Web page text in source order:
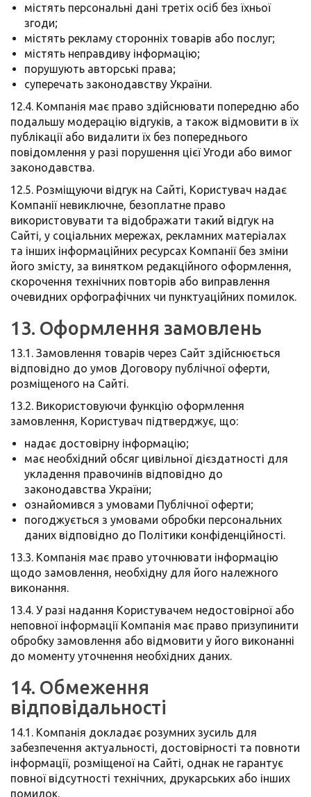
містять персональні дані третіх осіб без їхньої
згоди;
містять рекламу сторонніх товарів або послуг;
містять неправдиву інформацію;
порушують авторські права;
суперечать законодавству України.
12.4. Компанія має право здійснювати попередню або
подальшу модерацію відгуків, а також відмовити в їх
публікації або видалити їх без попереднього
повідомлення у разі порушення цієї Угоди або вимог
законодавства.
12.5. Розміщуючи відгук на Сайті, Користувач надає
Компанії невиключне, безоплатне право
використовувати та відображати такий відгук на
Сайті, у соціальних мережах, рекламних матеріалах
та інших інформаційних ресурсах Компанії без зміни
його змісту, за винятком редакційного оформлення,
скорочення технічних повторів або виправлення
очевидних орфографічних чи пунктуаційних помилок.
13. Оформлення замовлень
13.1. Замовлення товарів через Сайт здійснюється
відповідно до умов Договору публічної оферти,
розміщеного на Сайті.
13.2. Використовуючи функцію оформлення
замовлення, Користувач підтверджує, що:
надає достовірну інформацію;
має необхідний обсяг цивільної дієздатності для
укладення правочинів відповідно до
законодавства України;
ознайомився з умовами Публічної оферти;
погоджується з умовами обробки персональних
даних відповідно до Політики конфіденційності.
13.3. Компанія має право уточнювати інформацію
щодо замовлення, необхідну для його належного
виконання.
13.4. У разі надання Користувачем недостовірної або
неповної інформації Компанія має право призупинити
обробку замовлення або відмовити у його виконанні
до моменту уточнення необхідних даних.
14. Обмеження
відповідальності
14.1. Компанія докладає розумних зусиль для
забезпечення актуальності, достовірності та повноти
інформації, розміщеної на Сайті, однак не гарантує
повної відсутності технічних, друкарських або інших
помилок.